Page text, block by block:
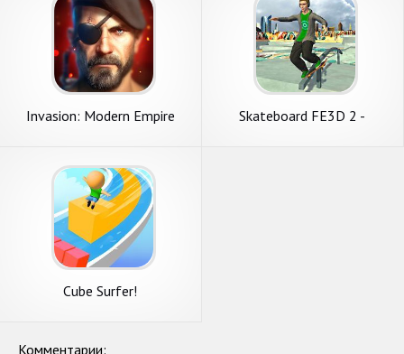
Invasion: Modern Empire
Skateboard FE3D 2 -
Cube Surfer!
Комментарии: